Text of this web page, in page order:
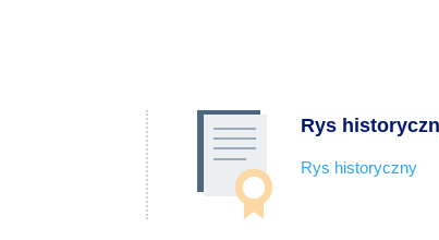
Rys
Rys historyczny